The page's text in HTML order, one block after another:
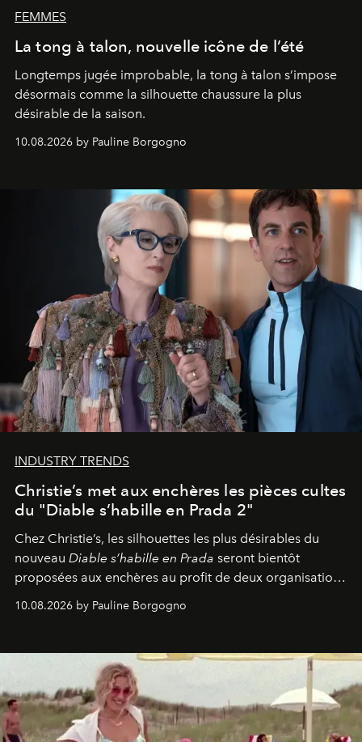
FEMMES
La tong à talon, nouvelle icône de l’été
Longtemps jugée improbable, la tong à talon s’impose
désormais comme la silhouette chaussure la plus
désirable de la saison.
10.08.2026 by Pauline Borgogno
INDUSTRY TRENDS
Christie’s met aux enchères les pièces cultes
du "Diable s’habille en Prada 2"
Chez Christie’s, les silhouettes les plus désirables du
nouveau Diable s’habille en Prada seront bientôt
proposées aux enchères au profit de deux organisations
engagées pour la presse et la mode.
10.08.2026 by Pauline Borgogno